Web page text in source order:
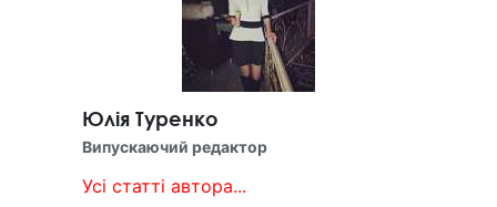
Юлія Туренко
Випускаючий редактор
Усі статті автора...